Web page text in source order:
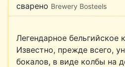
сварено Brewery Bosteels
Легендарное бельгийское
Известно, прежде всего,
бокалов, в виде колбы на